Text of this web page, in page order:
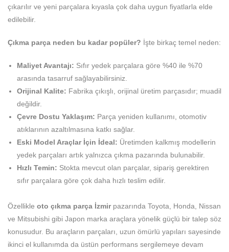
çıkarılır ve yeni parçalara kıyasla çok daha uygun fiyatlarla elde
edilebilir.
Çıkma parça neden bu kadar popüler? İşte birkaç temel neden:
Maliyet Avantajı: Sıfır yedek parçalara göre %40 ile %70
arasında tasarruf sağlayabilirsiniz.
Orijinal Kalite: Fabrika çıkışlı, orijinal üretim parçasıdır; muadil
değildir.
Çevre Dostu Yaklaşım: Parça yeniden kullanımı, otomotiv
atıklarının azaltılmasına katkı sağlar.
Eski Model Araçlar İçin İdeal: Üretimden kalkmış modellerin
yedek parçaları artık yalnızca çıkma pazarında bulunabilir.
Hızlı Temin: Stokta mevcut olan parçalar, sipariş gerektiren
sıfır parçalara göre çok daha hızlı teslim edilir.
Özellikle oto çıkma parça İzmirpazarında Toyota, Honda, Nissan
ve Mitsubishi gibi Japon marka araçlara yönelik güçlü bir talep söz
konusudur. Bu araçların parçaları, uzun ömürlü yapıları sayesinde
ikinci el kullanımda da üstün performans sergilemeye devam